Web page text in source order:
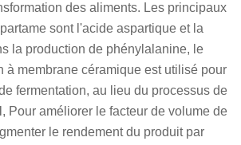
des aliments. Les principaux
sont l'acide aspartique et la
la production de phénylalanine, le
à membrane céramique est utilisé pour
fermentation, au lieu du processus de
Pour améliorer le facteur de volume de
le rendement du produit par